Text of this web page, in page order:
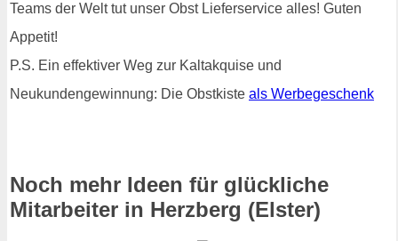
Teams der Welt tut unser Obst Lieferservice alles! Guten
Appetit!
P.S. Ein effektiver Weg zur Kaltakquise und
Neukundengewinnung: Die Obstkiste als Werbegeschenk
Noch mehr Ideen für glückliche
Mitarbeiter in Herzberg (Elster)